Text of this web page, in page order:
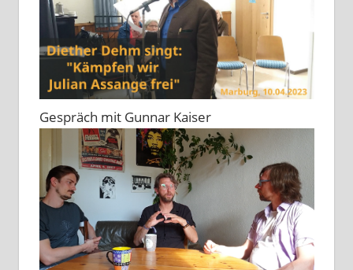
Gespräch mit Gunnar Kaiser